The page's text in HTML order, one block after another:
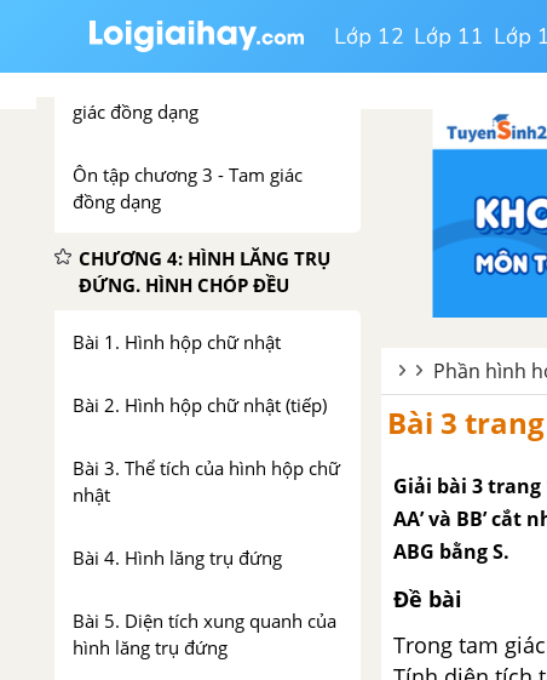
Lớp 12 Lớp 11 Lớp
dạng của tam giác vuông
giác đồng dạng
Ôn tập chương 3 - Tam giác
đồng dạng
CHƯƠNG 4: HÌNH LĂNG TRỤ
ĐỨNG. HÌNH CHÓP ĐỀU
Bài 1. Hình hộp chữ nhật
Bài 2. Hình hộp chữ nhật (tiếp)
Bài 3. Thể tích của hình hộp chữ
nhật
Bài 4. Hình lăng trụ đứng
Bài 5. Diện tích xung quanh của
hình lăng trụ đứng
Phần hình
Bài 3
Giải bài 3 trang
AA’ và BB’
ABG bằng S.
Đề bài
Trong tam